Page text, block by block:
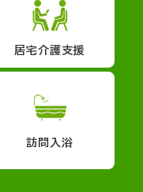
居宅介護支援
訪問入浴